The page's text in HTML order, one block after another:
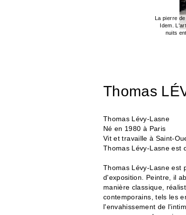
La pierre
Idem.
nuits
Thomas
Thomas Lévy-Lasne
Né en 1980 à Paris
Vit et travaille à Saint-
Thomas Lévy-Lasne est
Thomas Lévy-Lasne est
d'exposition. Peintre, il
manière classique,
contemporains, tels les
l'envahissement de